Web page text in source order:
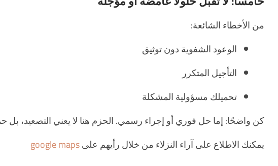
من الأخطاء الشائعة:
الوعود الشفوية دون توثيق
التأجيل المتكرر
تحميلك مسؤولية المشكلة
كن واضحًا: إما حل فوري أو إجراء رسمي. الحزم هنا لا يعني التصعيد،
يمكنك الاطلاع على آراء النزلاء من خلال رأيهم علىgoogle maps